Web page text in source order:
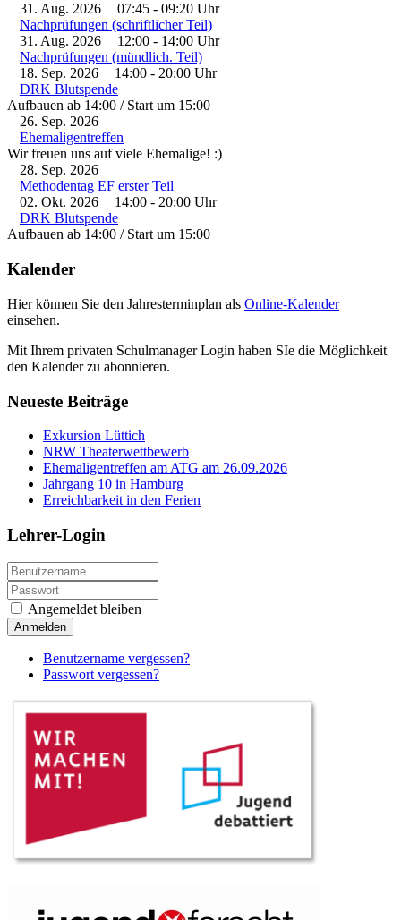
31. Aug. 2026 07:45 - 09:20 Uhr
Nachprüfungen (schriftlicher Teil)
31. Aug. 2026
12:00 - 14:00 Uhr
Nachprüfungen (mündlich. Teil)
18. Sep. 2026
14:00 - 20:00 Uhr
DRK Blutspende
Aufbauen ab 14:00 / Start um 15:00
26. Sep. 2026
Ehemaligentreffen
Wir freuen uns auf viele Ehemalige! :)
28. Sep. 2026
Methodentag EF erster Teil
02. Okt. 2026
14:00 - 20:00 Uhr
DRK Blutspende
Aufbauen ab 14:00 / Start um 15:00
Kalender
Hier können Sie den Jahresterminplan als Online-Kalender
einsehen.
Mit Ihrem privaten Schulmanager Login haben SIe die Möglichkeit
den Kalender zu abonnieren.
Neueste Beiträge
Exkursion Lüttich
NRW Theaterwettbewerb
Ehemaligentreffen am ATG am 26.09.2026
Jahrgang 10 in Hamburg
Erreichbarkeit in den Ferien
Lehrer-Login
Angemeldet bleiben
Anmelden
Benutzername vergessen?
Passwort vergessen?